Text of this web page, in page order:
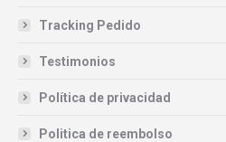
Tracking Pedido
Testimonios
Política de privacidad
Politica de reembolso